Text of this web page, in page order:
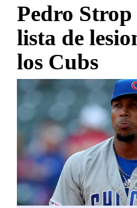
Pedro
lista de
los Cubs